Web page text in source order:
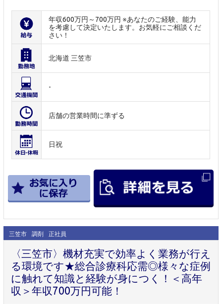
年収600万円～700万円 ※あなたのご経験、能力
を考慮して決定いたします。お気軽にご相談くだ
さい！
北海道 三笠市
-
店舗の営業時間に準ずる
日祝
三笠市 調剤 正社員
〈三笠市〉機材充実で効率よく業務が行え
る環境です★総合診療科応需◎様々な症例
に触れて知識と経験が身につく！＜高年
収＞年収700万円可能！